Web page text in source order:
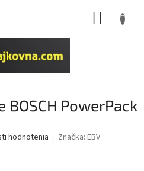
BOSCH PowerPack
hodnotenia Značka:EBV